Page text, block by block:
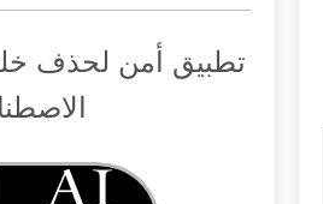
تطبيق أمن لحذف